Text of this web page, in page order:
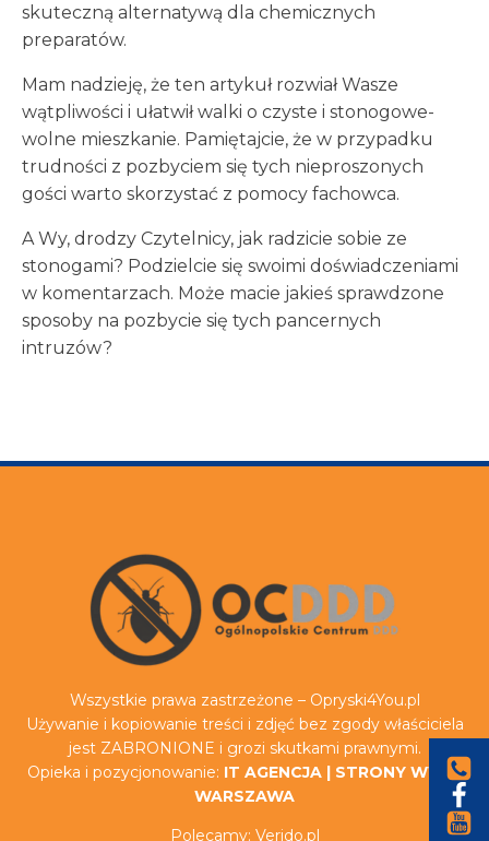
skuteczną alternatywą dla chemicznych
preparatów.
Mam nadzieję, że ten artykuł rozwiał Wasze
wątpliwości i ułatwił walki o czyste i stonogowe-
wolne mieszkanie. Pamiętajcie, że w przypadku
trudności z pozbyciem się tych nieproszonych
gości warto skorzystać z pomocy fachowca.
A Wy, drodzy Czytelnicy, jak radzicie sobie ze
stonogami? Podzielcie się swoimi doświadczeniami
w komentarzach. Może macie jakieś sprawdzone
sposoby na pozbycie się tych pancernych
intruzów?
Wszystkie prawa zastrzeżone – Opryski4You.pl
Używanie i kopiowanie treści i zdjęć bez zgody właściciela
jest ZABRONIONE i grozi skutkami prawnymi.
Opieka i pozycjonowanie: IT AGENCJA| STRONY WWW
WARSZAWA
Polecamy: Verido.pl